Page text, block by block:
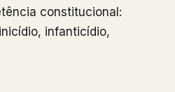
constitucional:
infanticídio,